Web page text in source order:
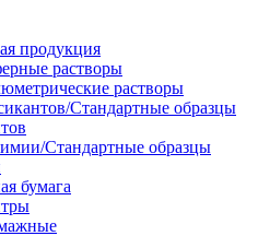
продукция
растворы
растворы
Стандартные образцы
Стандартные образцы
бумага